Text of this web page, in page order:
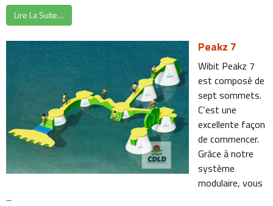
Lire La Suite…
Peakz 7
Wibit Peakz 7
est composé de
sept sommets.
C‘est une
excellente façon
de commencer.
Grâce à notre
système
modulaire, vous
...